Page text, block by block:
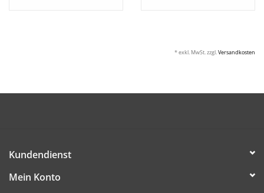
* exkl. MwSt. zzgl.Versandkosten
Kundendienst
Mein Konto